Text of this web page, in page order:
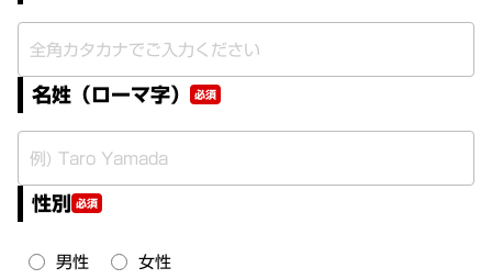
名姓（ローマ字） 必須
性別 必須
男性 女性